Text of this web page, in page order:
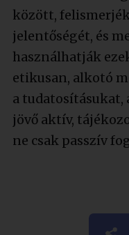
között,
jelentőségét, és
használhatják
etikusan, alkotó
a tudatosításukat,
jövő aktív,
ne csak passzív